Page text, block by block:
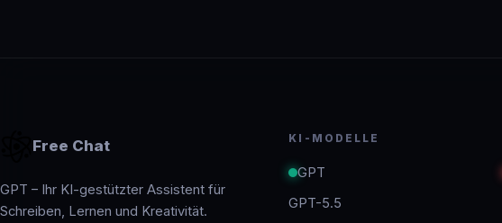
Free Chat
GPT – Ihr KI-gestützter Assistent für
Schreiben, Lernen und Kreativität.
KI-MODELLE
GPT
GPT-5.5